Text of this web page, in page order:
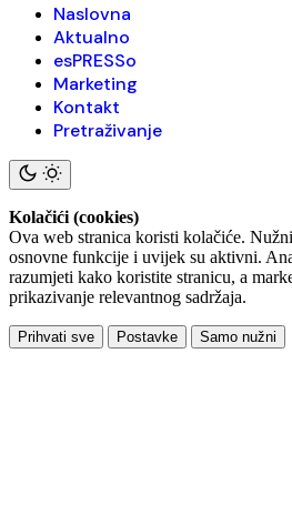
Naslovna
Aktualno
esPRESSo
Marketing
Kontakt
Pretraživanje
Kolačići (cookies)
Ova web stranica koristi kolačiće.
osnovne funkcije i uvijek su aktivni.
razumjeti kako koristite stranicu, a
prikazivanje relevantnog sadržaja.
Prihvati sve Postavke Samo nužni